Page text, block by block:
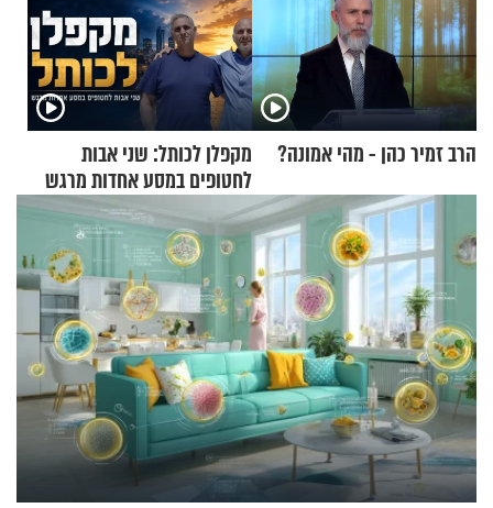
הרב זמיר כהן - מהי אמונה?
מקפלן לכותל: שני אבות
לחטופים במסע אחדות מרגש